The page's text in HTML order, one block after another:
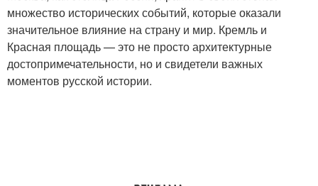
множество исторических событий, которые оказали
значительное влияние на страну и мир. Кремль и
Красная площадь — это не просто архитектурные
достопримечательности, но и свидетели важных
моментов русской истории.